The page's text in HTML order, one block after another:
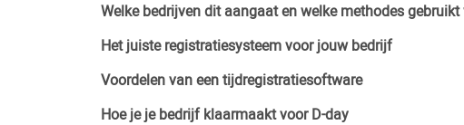
Welke bedrijven dit aangaat en welke methodes gebruikt
Het juiste registratiesysteem voor jouw bedrijf
Voordelen van een tijdregistratiesoftware
Hoe je je bedrijf klaarmaakt voor D-day